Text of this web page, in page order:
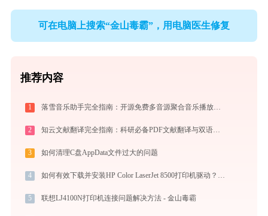
可在电脑上搜索“金山毒霸”，用电脑医生修复
推荐内容
1 落雪音乐助手完全指南：开源免费多音源聚合音乐播放器的安装、配置与使用技巧（2026最新）
2 知云文献翻译完全指南：科研必备PDF文献翻译与双语对照阅读效率工具（2026最新）
3 如何清理C盘AppData文件过大的问题
4 如何有效下载并安装HP Color LaserJet 8500打印机驱动？全方位指导手册
5 联想LJ4100N打印机连接问题解决方法 - 金山毒霸